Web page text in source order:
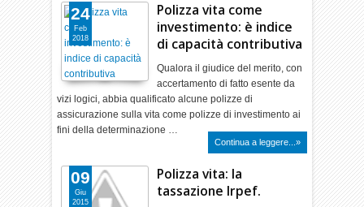
Polizza vita come
investimento: è indice
di capacità contributiva
Qualora il giudice del merito, con
accertamento di fatto esente da
vizi logici, abbia qualificato alcune polizze di
assicurazione sulla vita come polizze di investimento ai
fini della determinazione …
Continua a leggere...»
24
Feb
2018
Polizza vita: la
tassazione Irpef.
09
Giu
2015